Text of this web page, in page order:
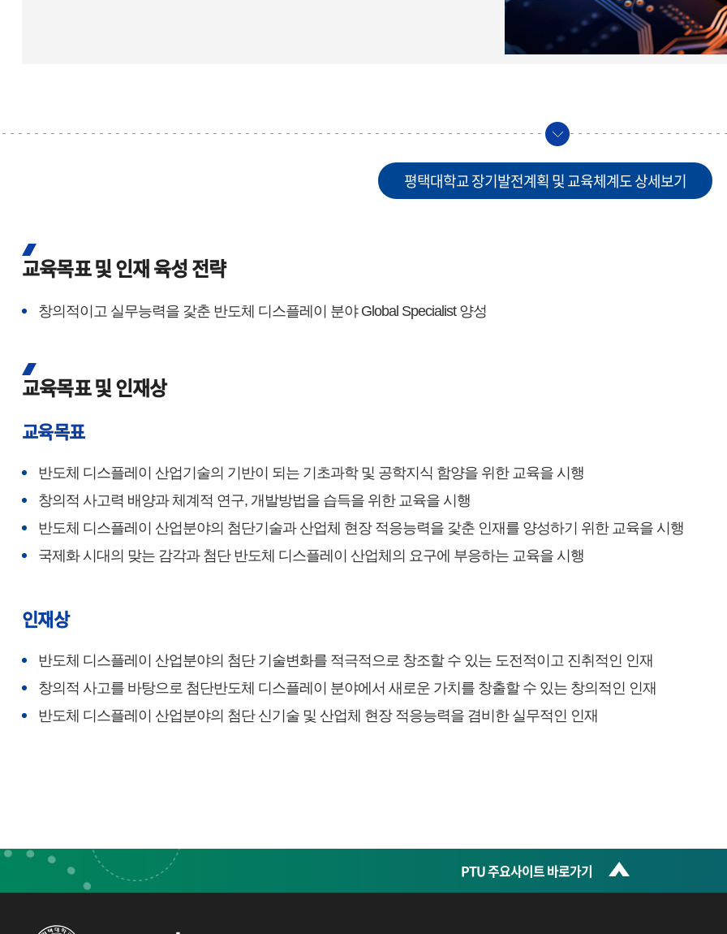
평택대학교 장기발전계획 및 교육체계도 상세보기
교육목표 및 인재 육성 전략
창의적이고 실무능력을 갗춘 반도체 디스플레이 분야 Global Specialist 양성
교육목표 및 인재상
교육목표
반도체 디스플레이 산업기술의 기반이 되는 기초과학 및 공학지식 함양을 위한 교육을 시행
창의적 사고력 배양과 체계적 연구, 개발방법을 습득을 위한 교육을 시행
반도체 디스플레이 산업분야의 첨단기술과 산업체 현장 적응능력을 갗춘 인재를 양성하기 위한 교육을 시행
국제화 시대의 맞는 감각과 첨단 반도체 디스플레이 산업체의 요구에 부응하는 교육을 시행
인재상
반도체 디스플레이 산업분야의 첨단 기술변화를 적극적으로 창조할 수 있는 도전적이고 진취적인 인재
창의적 사고를 바탕으로 첨단반도체 디스플레이 분야에서 새로운 가치를 창출할 수 있는 창의적인 인재
반도체 디스플레이 산업분야의 첨단 신기술 및 산업체 현장 적응능력을 겸비한 실무적인 인재
PTU 주요사이트 바로가기